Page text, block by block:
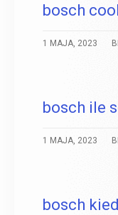
bosch
1 MAJA, 2023
bosch ile
1 MAJA, 2023
bosch